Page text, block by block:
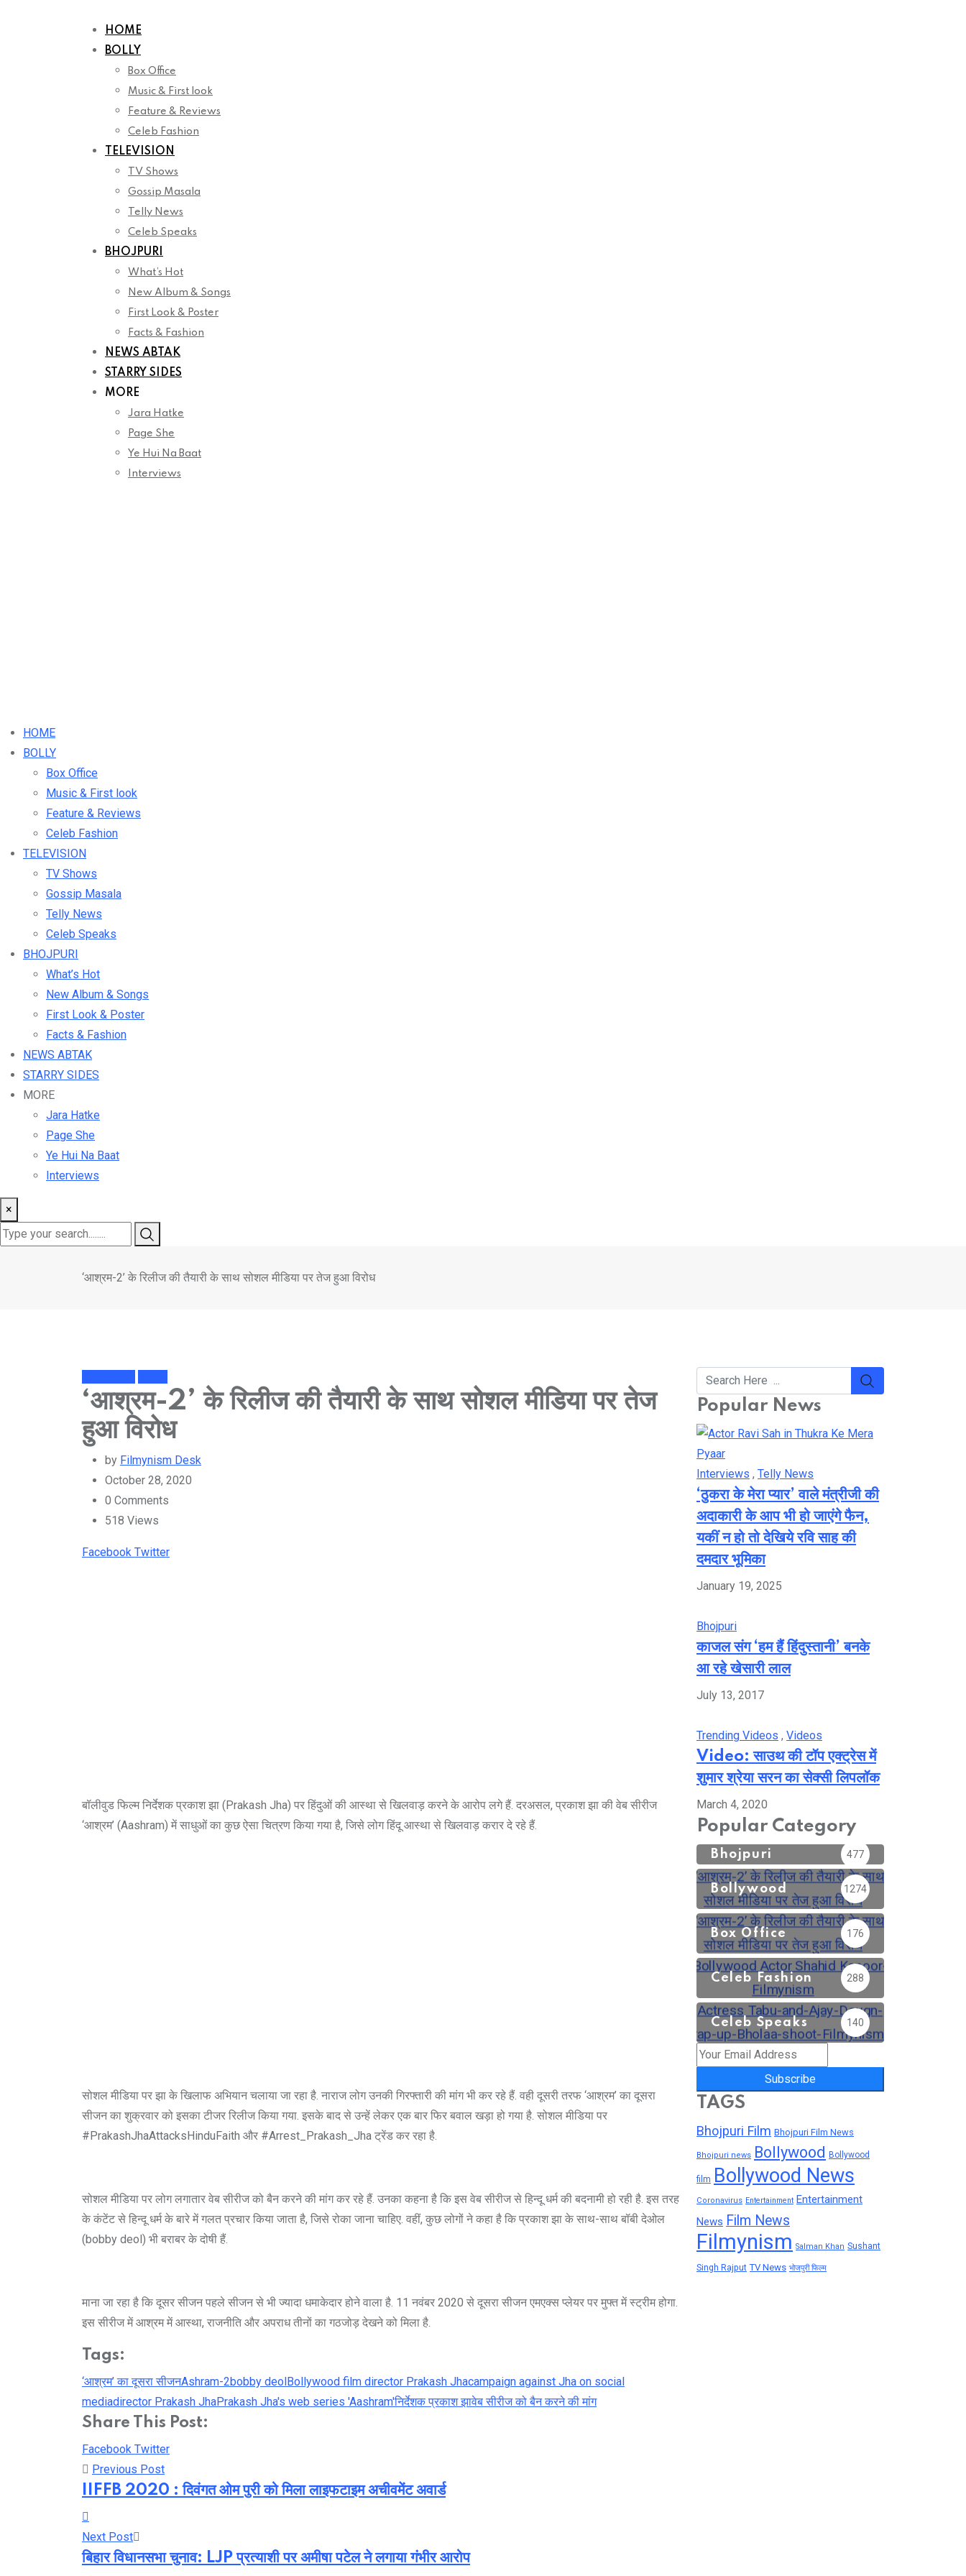
HOME
BOLLY
Box Office
Music & First look
Feature & Reviews
Celeb Fashion
TELEVISION
TV Shows
Gossip Masala
Telly News
Celeb Speaks
BHOJPURI
What’s Hot
New Album & Songs
First Look & Poster
Facts & Fashion
NEWS ABTAK
STARRY SIDES
MORE
Jara Hatke
Page She
Ye Hui Na Baat
Interviews
HOME
BOLLY
Box Office
Music & First look
Feature & Reviews
Celeb Fashion
TELEVISION
TV Shows
Gossip Masala
Telly News
Celeb Speaks
BHOJPURI
What’s Hot
New Album & Songs
First Look & Poster
Facts & Fashion
NEWS ABTAK
STARRY SIDES
MORE
Jara Hatke
Page She
Ye Hui Na Baat
Interviews
×
‘आश्रम-2’ के रिलीज की तैयारी के साथ सोशल मीडिया पर तेज हुआ विरोध
‘आश्रम-2’ के रिलीज की तैयारी के साथ सोशल मीडिया पर तेज
हुआ विरोध
by Filmynism Desk
October 28, 2020
0 Comments
518 Views
Facebook TwitterYoutube
LinkedIn
Whatsapp
Cloud
बॉलीवुड फिल्म निर्देशक प्रकाश झा (Prakash Jha) पर हिंदुओं की आस्था से खिलवाड़ करने के आरोप लगे हैं. दरअसल, प्रकाश झा की वेब सीरीज
‘आश्रम’ (Aashram) में साधुओं का कुछ ऐसा चित्रण किया गया है, जिसे लोग हिंदू आस्था से खिलवाड़ करार दे रहे हैं.
सोशल मीडिया पर झा के खिलाफ अभियान चलाया जा रहा है. नाराज लोग उनकी गिरफ्तारी की मांग भी कर रहे हैं. वही दूसरी तरफ ‘आश्रम’ का दूसरा
सीजन का शुक्रवार को इसका टीजर रिलीज किया गया. इसके बाद से उन्हें लेकर एक बार फिर बवाल खड़ा हो गया है. सोशल मीडिया पर
#PrakashJhaAttacksHinduFaith और #Arrest_Prakash_Jha ट्रेंड कर रहा है.
सोशल मीडिया पर लोग लगातार वेब सीरीज को बैन करने की मांग कर रहे हैं. उनका कहना है कि इस वेब सीरीज से हिन्दू धर्म की बदनामी हो रही है. इस तरह
के कंटेंट से हिन्दू धर्म के बारे में गलत प्रचार किया जाता है, जिसे रोका जाना चाहिए. वहीं, कुछ लोगों ने कहा है कि प्रकाश झा के साथ-साथ बॉबी देओल
(bobby deol) भी बराबर के दोषी हैं.
माना जा रहा है कि दूसर सीजन पहले सीजन से भी ज्यादा धमाकेदार होने वाला है. 11 नवंबर 2020 से दूसरा सीजन एमएक्स प्लेयर पर मुफ्त में स्ट्रीम होगा.
इस सीरीज में आश्रम में आस्था, राजनीति और अपराध तीनों का गठजोड़ देखने को मिला है.
Tags:
‘आश्रम’ का दूसरा सीजनAshram-2bobby deolBollywood film director Prakash Jhacampaign against Jha on social
mediadirector Prakash JhaPrakash Jha's web series 'Aashram'निर्देशक प्रकाश झावेब सीरीज को बैन करने की मांग
Share This Post:
Facebook TwitterYoutube
LinkedIn
Whatsapp
Cloud
Previous Post
IIFFB 2020 : दिवंगत ओम पुरी को मिला लाइफटाइम अचीवमेंट अवार्ड
Next Post
बिहार विधानसभा चुनाव: LJP प्रत्याशी पर अमीषा पटेल ने लगाया गंभीर आरोप
Popular News
Interviews , Telly News
‘ठुकरा के मेरा प्यार’ वाले मंत्रीजी की
अदाकारी के आप भी हो जाएंगे फैन,
यकीं न हो तो देखिये रवि साह की
दमदार भूमिका
January 19, 2025
Bhojpuri
काजल संग ‘हम हैं हिंदुस्तानी’ बनके
आ रहे खेसारी लाल
July 13, 2017
Trending Videos , Videos
Video: साउथ की टॉप एक्ट्रेस में
शुमार श्रेया सरन का सेक्सी लिपलॉक
March 4, 2020
Popular Category
Bhojpuri 477
Bollywood 1274
Box Office 176
Celeb Fashion 288
Celeb Speaks 140
Subscribe
TAGS
Bhojpuri Film Bhojpuri Film News
Bhojpuri news Bollywood Bollywood
film Bollywood News
Coronavirus Entertainment Entertainment
News Film News
Filmynism Salman Khan Sushant
Singh Rajput TV News भोजपुरी फिल्म